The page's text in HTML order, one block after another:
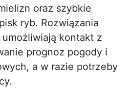
oraz szybkie
ryb. Rozwiązania
kontakt z
prognoz pogody i
a w razie potrzeby